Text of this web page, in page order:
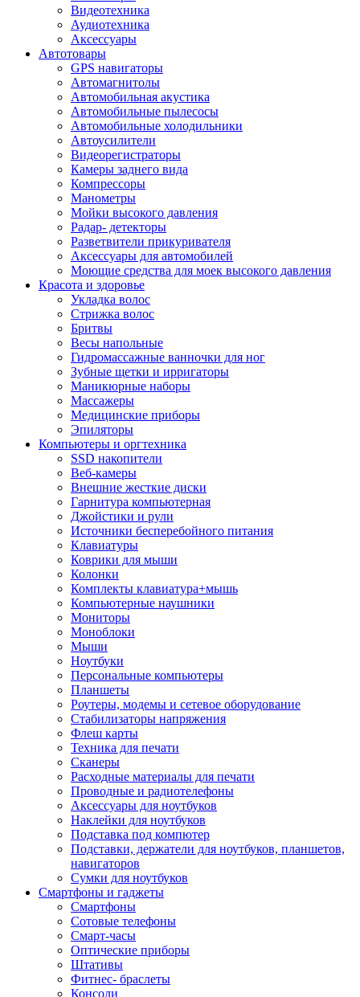
Видеотехника
Аудиотехника
Аксессуары
Автотовары
GPS навигаторы
Автомагнитолы
Автомобильная акустика
Автомобильные пылесосы
Автомобильные холодильники
Автоусилители
Видеорегистраторы
Камеры заднего вида
Компрессоры
Манометры
Мойки высокого давления
Радар- детекторы
Разветвители прикуривателя
Аксессуары для автомобилей
Моющие средства для моек высокого давления
Красота и здоровье
Укладка волос
Стрижка волос
Бритвы
Весы напольные
Гидромассажные ванночки для ног
Зубные щетки и ирригаторы
Маникюрные наборы
Массажеры
Медицинские приборы
Эпиляторы
Компьютеры и оргтехника
SSD накопители
Веб-камеры
Внешние жесткие диски
Гарнитура компьютерная
Джойстики и рули
Источники бесперебойного питания
Клавиатуры
Коврики для мыши
Колонки
Комплекты клавиатура+мышь
Компьютерные наушники
Мониторы
Моноблоки
Мыши
Ноутбуки
Персональные компьютеры
Планшеты
Роутеры, модемы и сетевое оборудование
Стабилизаторы напряжения
Флеш карты
Техника для печати
Сканеры
Расходные материалы для печати
Проводные и радиотелефоны
Аксессуары для ноутбуков
Наклейки для ноутбуков
Подставка под компютер
Подставки, держатели для ноутбуков, планшетов,
навигаторов
Сумки для ноутбуков
Смартфоны и гаджеты
Смартфоны
Сотовые телефоны
Смарт-часы
Оптические приборы
Штативы
Фитнес- браслеты
Консоли